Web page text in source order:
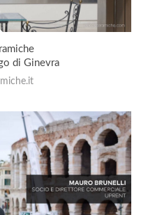
di Ginevra